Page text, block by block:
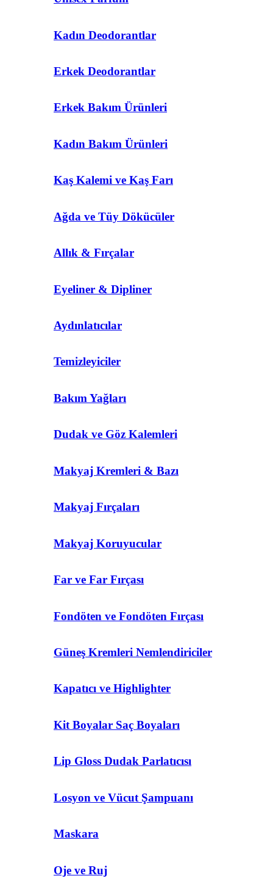
Kadın Deodorantlar
Erkek Deodorantlar
Erkek Bakım Ürünleri
Kadın Bakım Ürünleri
Kaş Kalemi ve Kaş Farı
Ağda ve Tüy Dökücüler
Allık & Fırçalar
Eyeliner & Dipliner
Aydınlatıcılar
Temizleyiciler
Bakım Yağları
Dudak ve Göz Kalemleri
Makyaj Kremleri & Bazı
Makyaj Fırçaları
Makyaj Koruyucular
Far ve Far Fırçası
Fondöten ve Fondöten Fırçası
Güneş Kremleri Nemlendiriciler
Kapatıcı ve Highlighter
Kit Boyalar Saç Boyaları
Lip Gloss Dudak Parlatıcısı
Losyon ve Vücut Şampuanı
Maskara
Oje ve Ruj